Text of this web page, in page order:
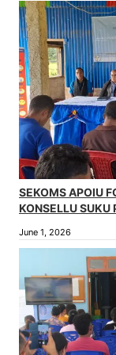
SEKOMS APOIU
KONSELLU SUKU
June 1, 2026